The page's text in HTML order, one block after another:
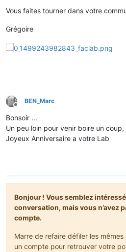
Vous faites tourner dans votre
Grégoire
Hors-ligne
BEN_Marc
Bonsoir ...
Un peu loin pour venir boire un
Joyeux Anniversaire a votre Lab
Bonjour ! Vous semblez
conversation, mais vous n’avez
compte.
Marre de refaire défiler les mêmes
un compte pour retrouver votre